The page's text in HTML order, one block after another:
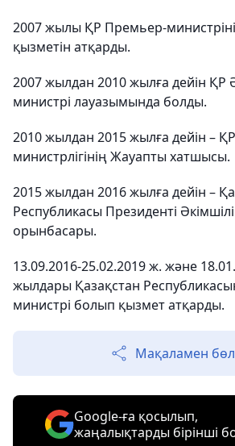
2007 жылы ҚР Премьер-
қызметін атқарды.
2007 жылдан 2010 жылға дейін ҚР
министрі лауазымында болды.
2010 жылдан 2015 жылға дейін –
министрлігінің Жауапты хатшысы.
2015 жылдан 2016 жылға дейін –
Республикасы Президенті
орынбасары.
13.09.2016-25.02.2019 ж. және
жылдары Қазақстан
министрі болып қызмет атқарды.
Мақаламен
Google-ға қосылып,
жаңалықтарды бірінші